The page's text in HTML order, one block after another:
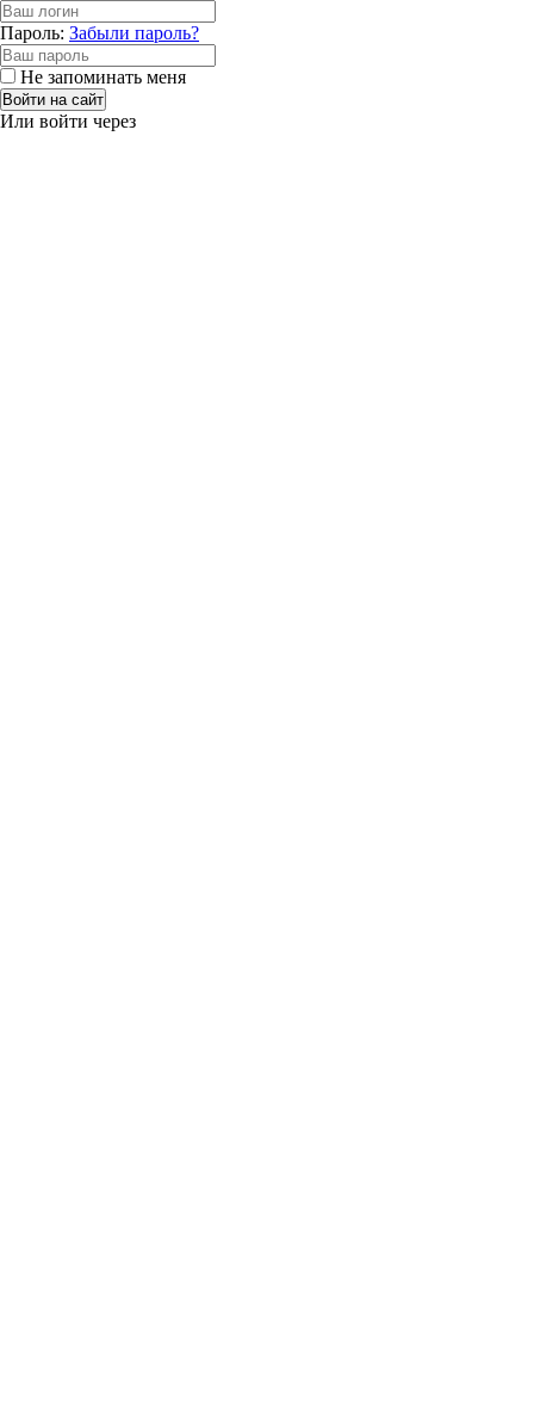
Пароль: Забыли пароль?
Не запоминать меня
Войти на сайт
Или войти через